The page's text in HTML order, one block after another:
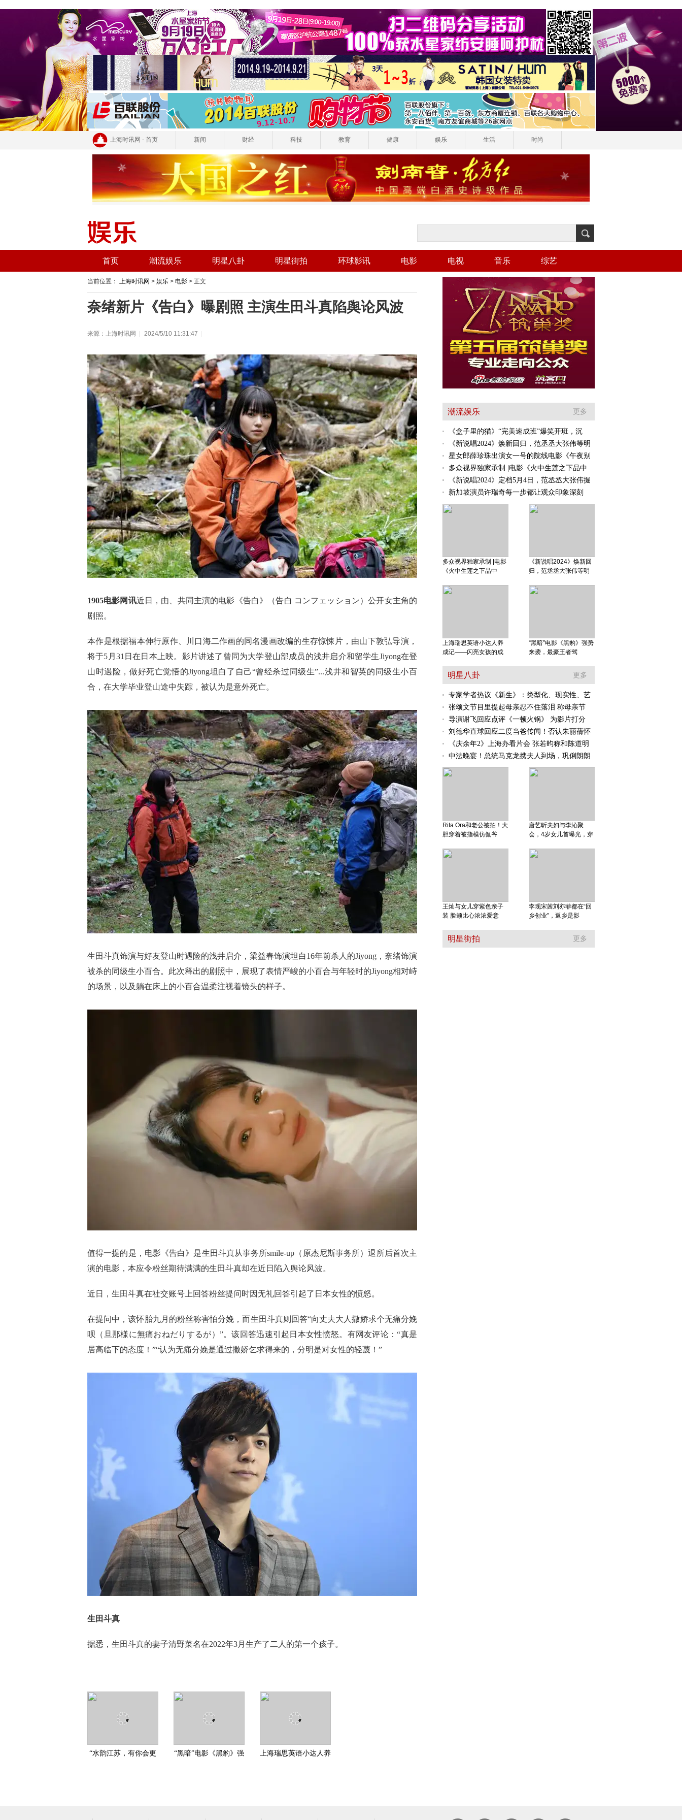
上海时讯网 - 首页 新闻 财经 科技 教育 健康 娱乐 生活 时尚
首页 潮流娱乐 明星八卦 明星街拍 环球影讯 电影 电视 音乐 综艺
当前位置： 上海时讯网 > 娱乐 > 电影 > 正文
奈绪新片《告白》曝剧照 主演生田斗真陷舆论风波
来源：上海时讯网 2024/5/10 11:31:47
1905电影网讯近日，由、共同主演的电影《告白》（告白 コンフェッション）公开女主角的
剧照。
本作是根据福本伸行原作、川口海二作画的同名漫画改编的生存惊悚片，由山下敦弘导演，
将于5月31日在日本上映。影片讲述了曾同为大学登山部成员的浅井启介和留学生Jiyong在登
山时遇险，做好死亡觉悟的Jiyong坦白了自己“曾经杀过同级生”...浅井和智英的同级生小百
合，在大学毕业登山途中失踪，被认为是意外死亡。
生田斗真饰演与好友登山时遇险的浅井启介，梁益春饰演坦白16年前杀人的Jiyong，奈绪饰演
被杀的同级生小百合。此次释出的剧照中，展现了表情严峻的小百合与年轻时的Jiyong相对峙
的场景，以及躺在床上的小百合温柔注视着镜头的样子。
值得一提的是，电影《告白》是生田斗真从事务所smile-up（原杰尼斯事务所）退所后首次主
演的电影，本应令粉丝期待满满的生田斗真却在近日陷入舆论风波。
近日，生田斗真在社交账号上回答粉丝提问时因无礼回答引起了日本女性的愤怒。
在提问中，该怀胎九月的粉丝称害怕分娩，而生田斗真则回答“向丈夫大人撒娇求个无痛分娩
呗（旦那様に無痛おねだりするが）”。该回答迅速引起日本女性愤怒。有网友评论：“真是
居高临下的态度！”“认为无痛分娩是通过撒娇乞求得来的，分明是对女性的轻蔑！”
生田斗真
据悉，生田斗真的妻子清野菜名在2022年3月生产了二人的第一个孩子。
“水韵江苏，有你会更
“黑暗”电影《黑豹》强
上海瑞思英语小达人养
潮流娱乐 更多
《盒子里的猫》“完美速成班”爆笑开班，沉
《新说唱2024》焕新回归，范丞丞大张伟等明
星女郎薛珍珠出演女一号的院线电影《午夜别
多众视界独家承制 |电影《火中生莲之下品中
《新说唱2024》定档5月4日，范丞丞大张伟掘
新加坡演员许瑞奇每一步都让观众印象深刻
《新说唱2024》焕新回
归，范丞丞大张伟等明
多众视界独家承制 |电影
《火中生莲之下品中
“黑暗”电影《黑豹》强势
来袭，最豪王者驾
上海瑞思英语小达人养
成记——闪亮女孩的成
明星八卦 更多
专家学者热议《新生》：类型化、现实性、艺
张颂文节目里提起母亲忍不住落泪 称母亲节
导演谢飞回应点评《一顿火锅》 为影片打分
刘德华直球回应二度当爸传闻！否认朱丽蒨怀
《庆余年2》上海办看片会 张若昀称和陈道明
中法晚宴！总统马克龙携夫人到场，巩俐朗朗
唐艺昕夫妇与李沁聚
会，4岁女儿首曝光，穿
Rita Ora和老公被拍！大
胆穿着被指模仿侃爷
李现宋茜刘亦菲都在“回
乡创业”，返乡是影
王灿与女儿穿紫色亲子
装 脸颊比心浓浓爱意
明星街拍 更多